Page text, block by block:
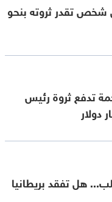
تقدر ثروته بنحو
تدفع ثروة رئيس
هل تفقد بريطانيا